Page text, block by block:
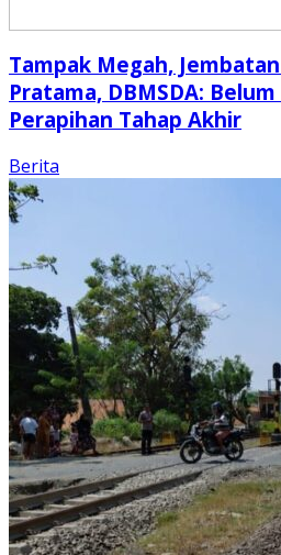
Tampak Megah,
Pratama, DBMSDA:
Perapihan Tahap Akhir
Berita